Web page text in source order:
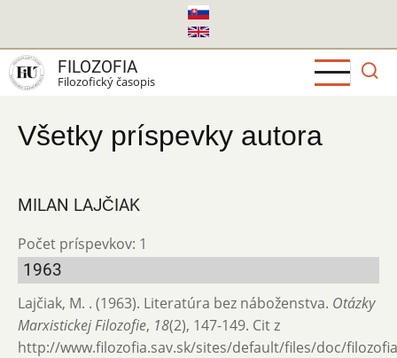
hlavný
obsah
FILOZOFIA
Filozofický časopis
Všetky príspevky autora
MILAN LAJČIAK
Počet príspevkov: 1
1963
Lajčiak, M. . (1963). Literatúra bez náboženstva. Otázky
Marxistickej Filozofie, 18(2), 147-149. Cit z
http://www.filozofia.sav.sk/sites/default/files/doc/